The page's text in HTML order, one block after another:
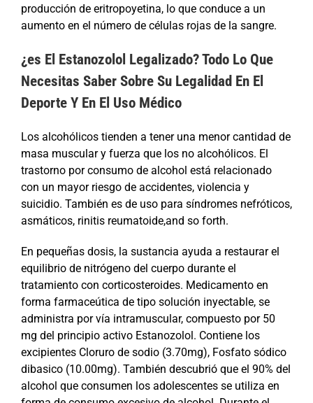
producción de eritropoyetina, lo que conduce a un
aumento en el número de células rojas de la sangre.
¿es El Estanozolol Legalizado? Todo Lo Que
Necesitas Saber Sobre Su Legalidad En El
Deporte Y En El Uso Médico
Los alcohólicos tienden a tener una menor cantidad de
masa muscular y fuerza que los no alcohólicos. El
trastorno por consumo de alcohol está relacionado
con un mayor riesgo de accidentes, violencia y
suicidio. También es de uso para síndromes nefróticos,
asmáticos, rinitis reumatoide,and so forth.
En pequeñas dosis, la sustancia ayuda a restaurar el
equilibrio de nitrógeno del cuerpo durante el
tratamiento con corticosteroides. Medicamento en
forma farmaceútica de tipo solución inyectable, se
administra por vía intramuscular, compuesto por 50
mg del principio activo Estanozolol. Contiene los
excipientes Cloruro de sodio (3.70mg), Fosfato sódico
dibasico (10.00mg). También descubrió que el 90% del
alcohol que consumen los adolescentes se utiliza en